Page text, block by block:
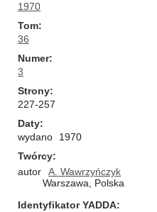
1970
Tom
36
Numer
3
Strony
227-257
Daty
wydano
1970
Twórcy
autor
A. Wawrzyńczyk
Warszawa, Polska
Identyfikator YADDA